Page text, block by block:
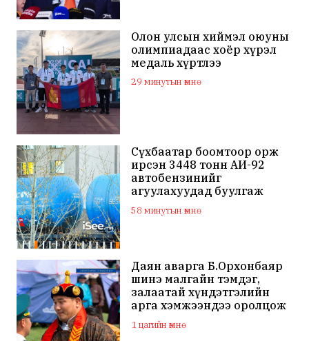
Олон улсын хиймэл оюуны
олимпиадаас хоёр хүрэл
медаль хүртлээ
29 минутын өмнө
Сүхбаатар боомтоор орж
ирсэн 3448 тонн АИ-92
автобензинийг
агуулахуудад буулгаж
58 минутын өмнө
Даян аварга Б.Орхонбаяр
шинэ малгайн тэмдэг,
залаатай хүндэтгэлийн
арга хэмжээндээ оролцож
байна
1 цагийн өмнө